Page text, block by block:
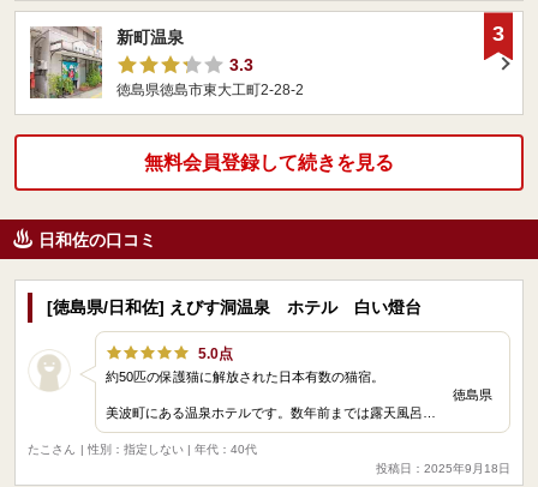
新町温泉
3.3
徳島県徳島市東大工町2-28-2
3
無料会員登録して続きを見る
日和佐の口コミ
[徳島県/日和佐] えびす洞温泉 ホテル 白い燈台
5.0点
約50匹の保護猫に解放された日本有数の猫宿。
美波町にある温泉ホテルです。数年前までは露天風呂…
たこさん | 性別：指定しない | 年代：40代
投稿日：2025年9月18日